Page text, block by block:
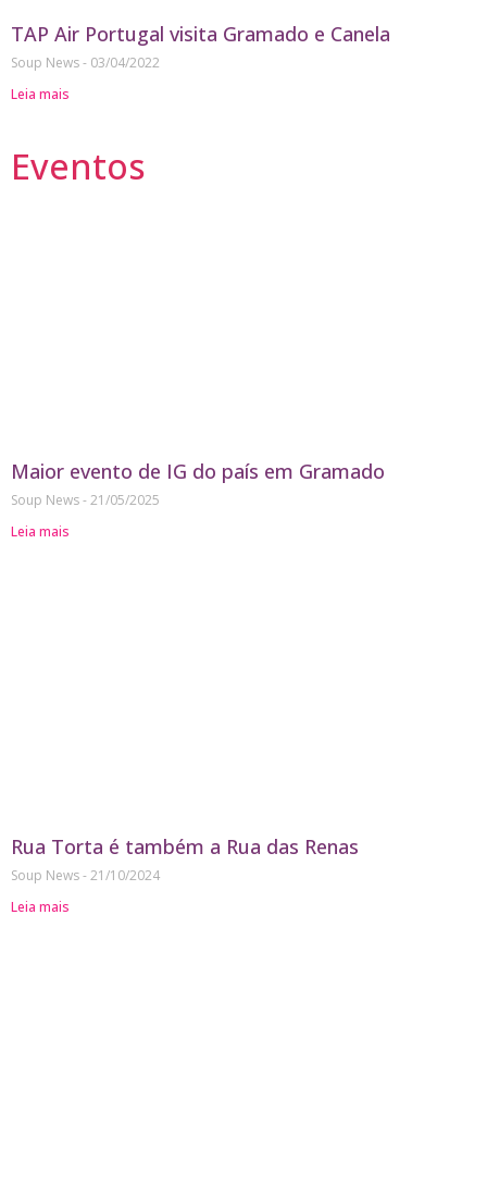
TAP Air Portugal visita Gramado e Canela
Soup News
03/04/2022
Leia mais
Eventos
Maior evento de IG do país em Gramado
Soup News 21/05/2025
Leia mais
Rua Torta é também a Rua das Renas
Soup News 21/10/2024
Leia mais